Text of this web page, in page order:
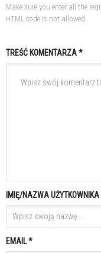
Make sure you enter all the
HTML code is not allowed.
TREŚĆ KOMENTARZA *
IMIĘ/NAZWA
EMAIL *